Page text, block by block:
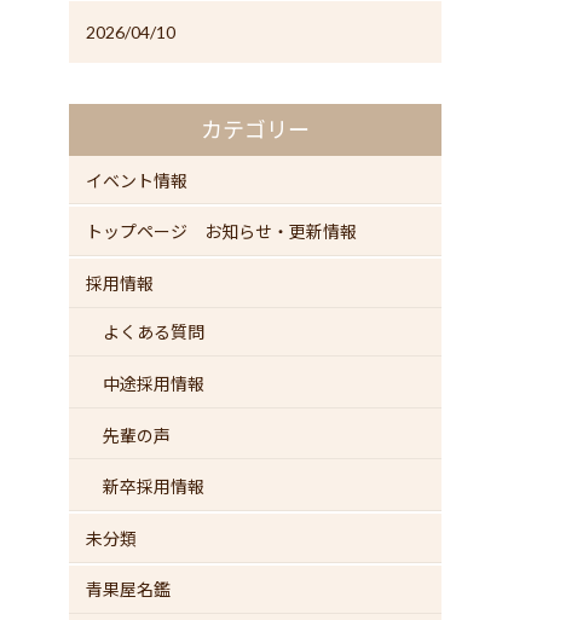
2026/04/10
カテゴリー
イベント情報
トップページ お知らせ・更新情報
採用情報
よくある質問
中途採用情報
先輩の声
新卒採用情報
未分類
青果屋名鑑